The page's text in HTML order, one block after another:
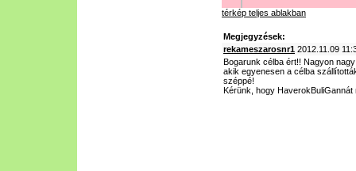
térkép teljes ablakban
Megjegyzések:
rekameszarosnr1 2012.11.09
Bogarunk célba ért!! Nagyon
akik egyenesen a célba
széppé!
Kérünk, hogy